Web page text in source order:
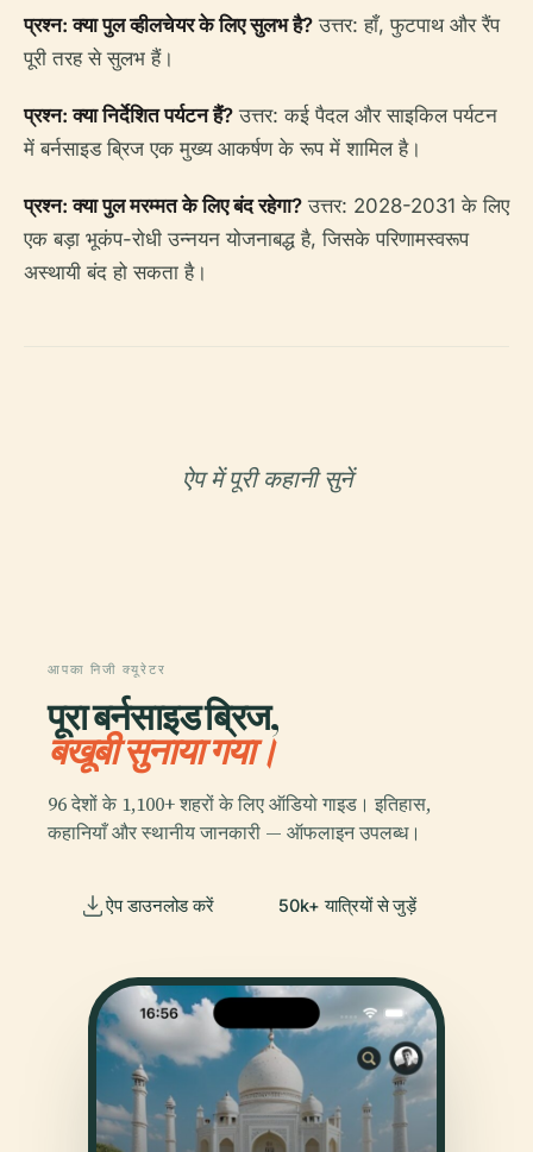
प्रश्न: क्या पुल व्हीलचेयर के लिए सुलभ है? उत्तर: हाँ, फुटपाथ और रैंप
पूरी तरह से सुलभ हैं।
प्रश्न: क्या निर्देशित पर्यटन हैं? उत्तर: कई पैदल और साइकिल पर्यटन
में बर्नसाइड ब्रिज एक मुख्य आकर्षण के रूप में शामिल है।
प्रश्न: क्या पुल मरम्मत के लिए बंद रहेगा? उत्तर: 2028-2031 के लिए
एक बड़ा भूकंप-रोधी उन्नयन योजनाबद्ध है, जिसके परिणामस्वरूप
अस्थायी बंद हो सकता है।
ऐप में पूरी कहानी सुनें
आपका निजी क्यूरेटर
पूरा बर्नसाइड ब्रिज,
बखूबी सुनाया गया।
96 देशों के 1,100+ शहरों के लिए ऑडियो गाइड। इतिहास,
कहानियाँ और स्थानीय जानकारी — ऑफलाइन उपलब्ध।
ऐप डाउनलोड करें 50k+ यात्रियों से जुड़ें